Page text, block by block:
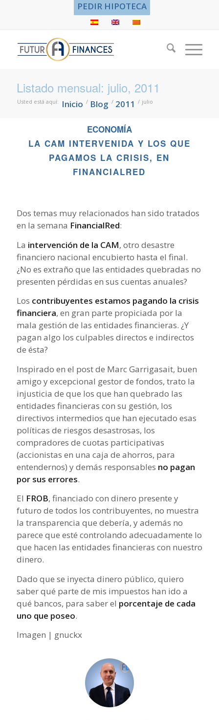
PEDIR HIPOTECA
Listado mensual: julio, 2011
Usted está aquí: Inicio / Blog / 2011 / julio
ECONOMÍA
LA CAM INTERVENIDA Y LOS QUE
PAGAMOS LA CRISIS, EN
FINANCIALRED
Dos temas muy relacionados han sido tratados
en la semana FinancialRed:
La intervención de la CAM, otro desastre
financiero nacional encubierto hasta el final.
¿No es extraño que las entidades quebradas no
presenten pérdidas en sus cuentas anuales?
Los contribuyentes estamos pagando la crisis
financiera, en gran parte propiciada por la
mala gestión de las entidades financieras. ¿Y
pagan algo los culpables directos e indirectos
de ésta?
Inspirado en el post de Marc Garrigasait, buen
amigo y excepcional gestor de fondos, trato la
injusticia de que los que han quebrado las
entidades financieras con su gestión, los
directivos intermedios que han ejecutado esas
políticas de riesgos desastrosas, los
compradores de cuotas participativas
(accionistas en una caja de ahorros, para
entendernos) y demás responsables no pagan
por sus errores.
El FROB, financiado con dinero presente y
futuro de todos los contribuyentes, no muestra
la transparencia que debería, y además no
parece que esté controlando adecuadamente lo
que hacen las entidades financieras con nuestro
dinero.
Dado que se inyecta dinero público, quiero
saber qué parte de mis impuestos han ido a
qué bancos, para saber el porcentaje de cada
uno que poseo.
Imagen | gnuckx